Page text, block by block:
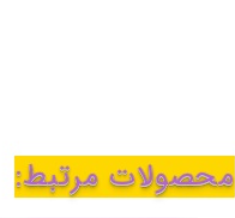
محصولات مرتبط: